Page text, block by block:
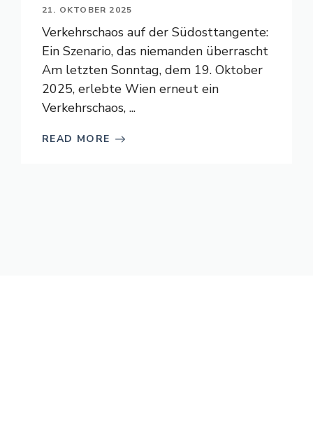
21. OKTOBER 2025
Verkehrschaos auf der Südosttangente:
Ein Szenario, das niemanden überrascht
Am letzten Sonntag, dem 19. Oktober
2025, erlebte Wien erneut ein
Verkehrschaos, ...
READ MORE